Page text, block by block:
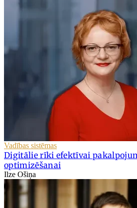
Vadības sistēmas
Digitālie rīki efektīvai
optimizēšanai
Ilze Ošiņa